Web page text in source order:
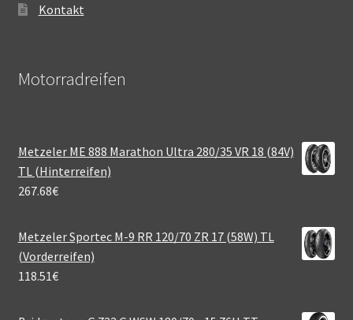
Kontakt
Motorradreifen
Metzeler ME 888 Marathon Ultra 280/35 VR 18 (84V)
TL (Hinterreifen)
267.68€
Metzeler Sportec M-9 RR 120/70 ZR 17 (58W) TL
(Vorderreifen)
118.51€